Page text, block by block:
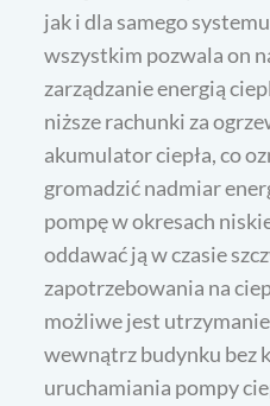
jak i dla samego
wszystkim pozwala on
zarządzanie energią
niższe rachunki za
akumulator ciepła, co
gromadzić nadmiar
pompę w okresach
oddawać ją w czasie
zapotrzebowania na
możliwe jest
wewnątrz budynku bez
uruchamiania pompy